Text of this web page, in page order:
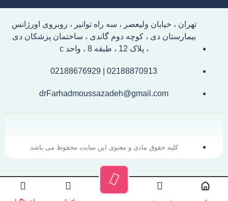
تهران ، خیابان ولیعصر ، سه راه توانیر ، روبروی اورژانس
بیمارستان دی ، کوچه دوم گاندی ، ساختمان پزشکان دی
، پلاک 12 ، طبقه 8 ، واحد c
02188870913 | 02188676929
drFarhadmoussazadeh@gmail.com
کلیه حقوق مادی و معنوی این سایت محفوظ می باشد